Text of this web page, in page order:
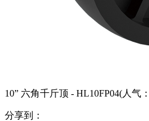
10” 六角千斤顶 - HL10FP04(人气：
分享到：